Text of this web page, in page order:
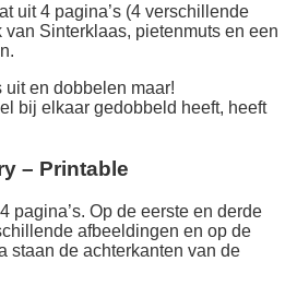
uit 4 pagina’s (4 verschillende
van Sinterklaas, pietenmuts en een
en dobbelen maar!
bij elkaar gedobbeld heeft, heeft
– Printable
pagina’s. Op de eerste en derde
afbeeldingen en op de
staan de achterkanten van de